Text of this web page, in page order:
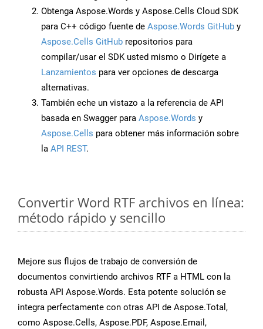
Obtenga Aspose.Words y Aspose.Cells Cloud SDK
para C++ código fuente de Aspose.Words GitHub y
Aspose.Cells GitHub repositorios para
compilar/usar el SDK usted mismo o Dirígete a
Lanzamientos para ver opciones de descarga
alternativas.
También eche un vistazo a la referencia de API
basada en Swagger para Aspose.Words y
Aspose.Cells para obtener más información sobre
la API REST.
Convertir Word RTF archivos en línea:
método rápido y sencillo
Mejore sus flujos de trabajo de conversión de
documentos convirtiendo archivos RTF a HTML con la
robusta API Aspose.Words. Esta potente solución se
integra perfectamente con otras API de Aspose.Total,
como Aspose.Cells, Aspose.PDF, Aspose.Email,